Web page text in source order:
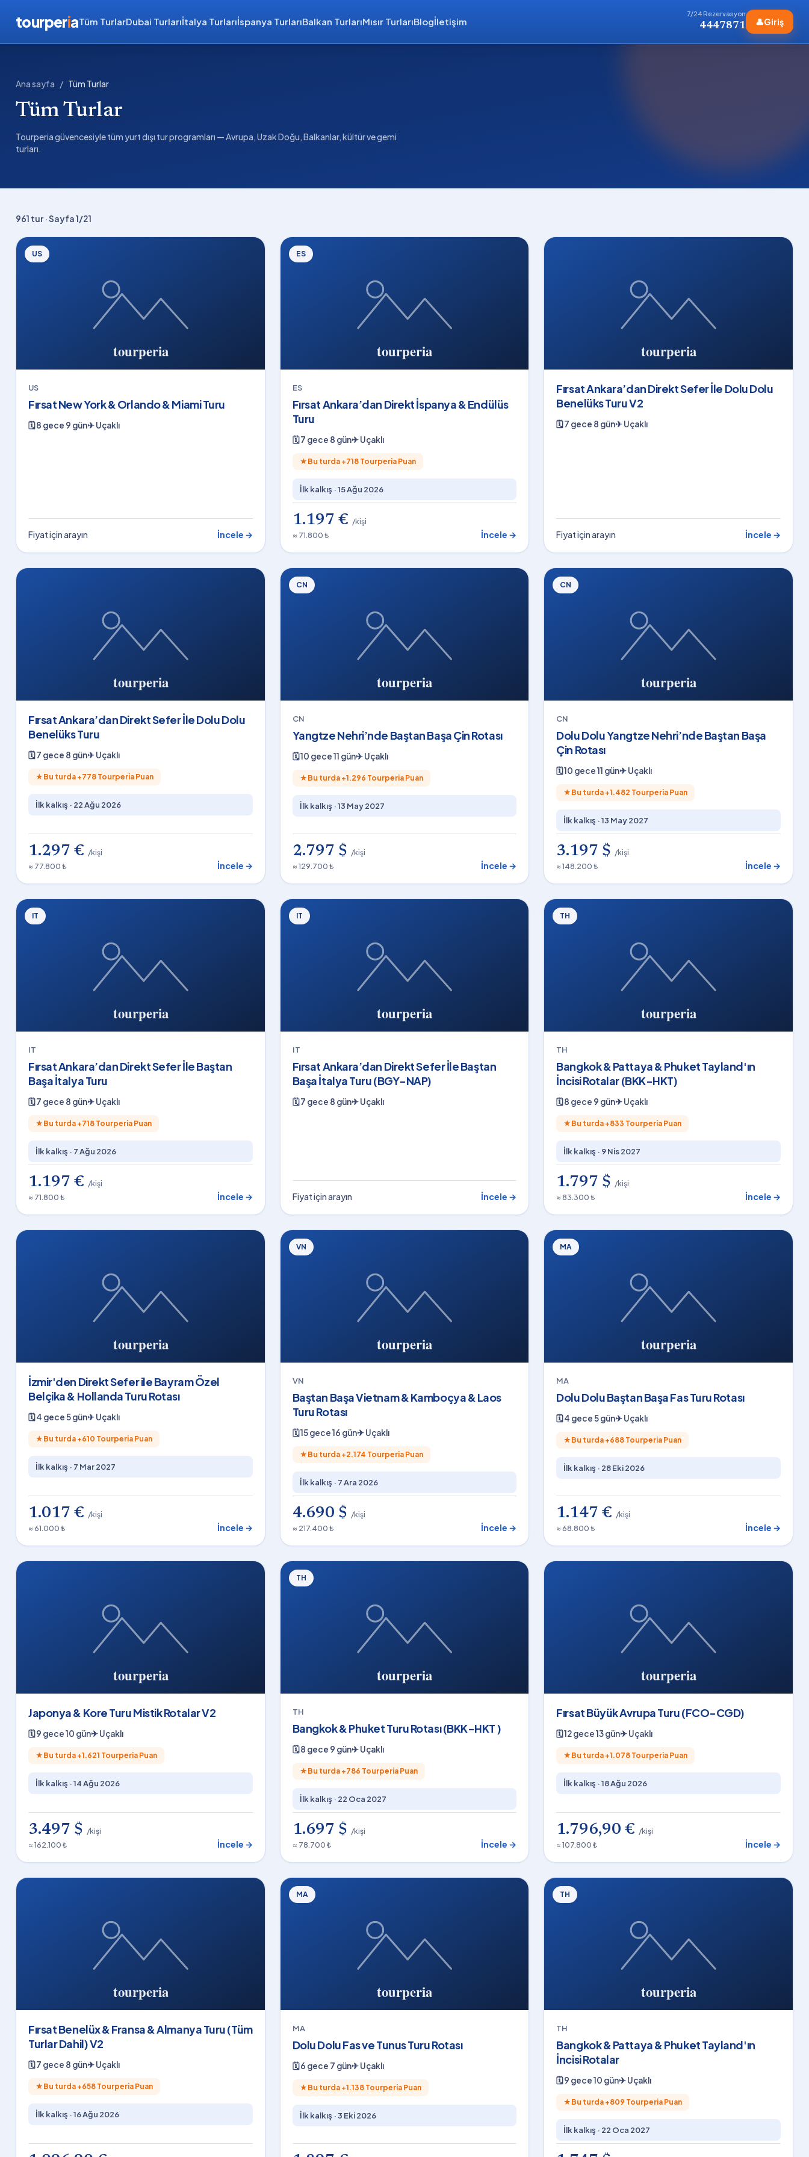
tourperiaTüm TurlarDubai Turlarıİtalya Turlarıİspanya TurlarıBalkan TurlarıMısır TurlarıBlogİletişim
7/24 Rezervasyon
4447871 👤Giriş
Ana sayfa / Tüm Turlar
Tüm Turlar
Tourperia güvencesiyle tüm yurt dışı tur programları — Avrupa, Uzak Doğu, Balkanlar, kültür ve gemi
turları.
961 tur · Sayfa 1/21
US
US
Fırsat New York & Orlando & Miami Turu
🗓8 gece 9 gün✈Uçaklı
Fiyat için arayın İncele →
ES
ES
Fırsat Ankara’dan Direkt İspanya & Endülüs
Turu
🗓7 gece 8 gün✈Uçaklı
★ Bu turda +718Tourperia Puan
İlk kalkış ·15 Ağu 2026
1.197 € /kişi
≈ 71.800 ₺
İncele →
Fırsat Ankara’dan Direkt Sefer İle Dolu Dolu
Benelüks Turu V2
🗓7 gece 8 gün✈Uçaklı
Fiyat için arayın İncele →
Fırsat Ankara’dan Direkt Sefer İle Dolu Dolu
Benelüks Turu
🗓7 gece 8 gün✈Uçaklı
★ Bu turda +778 Tourperia Puan
İlk kalkış · 22 Ağu 2026
1.297 € /kişi
≈ 77.800 ₺
İncele →
CN
CN
Yangtze Nehri’nde Baştan Başa Çin Rotası
🗓10 gece 11 gün✈Uçaklı
★ Bu turda +1.296 Tourperia Puan
İlk kalkış ·13 May 2027
2.797 $ /kişi
≈ 129.700 ₺
İncele →
CN
CN
Dolu Dolu Yangtze Nehri’nde Baştan Başa
Çin Rotası
🗓10 gece 11 gün✈Uçaklı
★ Bu turda +1.482 Tourperia Puan
İlk kalkış ·13 May 2027
3.197 $ /kişi
≈ 148.200 ₺
İncele →
IT
IT
Fırsat Ankara’dan Direkt Sefer İle Baştan
Başa İtalya Turu
🗓7 gece 8 gün✈Uçaklı
★ Bu turda +718 Tourperia Puan
İlk kalkış · 7 Ağu 2026
1.197 € /kişi
≈ 71.800 ₺
İncele →
IT
IT
Fırsat Ankara’dan Direkt Sefer İle Baştan
Başa İtalya Turu (BGY-NAP)
🗓7 gece 8 gün✈Uçaklı
Fiyat için arayın İncele →
TH
TH
Bangkok & Pattaya & Phuket Tayland'ın
İncisi Rotalar (BKK-HKT)
🗓8 gece 9 gün✈Uçaklı
★ Bu turda +833 Tourperia Puan
İlk kalkış · 9 Nis 2027
1.797 $ /kişi
≈ 83.300 ₺
İncele →
İzmir'den Direkt Sefer ile Bayram Özel
Belçika & Hollanda Turu Rotası
🗓4 gece 5 gün✈Uçaklı
★ Bu turda +610 Tourperia Puan
İlk kalkış · 7 Mar 2027
1.017 € /kişi
≈ 61.000 ₺
İncele →
VN
VN
Baştan Başa Vietnam & Kamboçya & Laos
Turu Rotası
🗓15 gece 16 gün✈Uçaklı
★ Bu turda +2.174 Tourperia Puan
İlk kalkış · 7 Ara 2026
4.690 $ /kişi
≈ 217.400 ₺
İncele →
MA
MA
Dolu Dolu Baştan Başa Fas Turu Rotası
🗓4 gece 5 gün✈Uçaklı
★ Bu turda +688 Tourperia Puan
İlk kalkış · 28 Eki 2026
1.147 € /kişi
≈ 68.800 ₺
İncele →
Japonya & Kore Turu Mistik Rotalar V2
🗓9 gece 10 gün✈Uçaklı
★ Bu turda +1.621 Tourperia Puan
İlk kalkış ·14 Ağu 2026
3.497 $ /kişi
≈ 162.100 ₺
İncele →
TH
TH
Bangkok & Phuket Turu Rotası (BKK-HKT )
🗓8 gece 9 gün✈Uçaklı
★ Bu turda +786 Tourperia Puan
İlk kalkış · 22 Oca 2027
1.697 $ /kişi
≈ 78.700 ₺
İncele →
Fırsat Büyük Avrupa Turu (FCO-CGD)
🗓12 gece 13 gün✈Uçaklı
★ Bu turda +1.078 Tourperia Puan
İlk kalkış ·18 Ağu 2026
1.796,90 € /kişi
≈ 107.800 ₺
İncele →
Fırsat Benelüx & Fransa & Almanya Turu (Tüm
Turlar Dahil) V2
🗓7 gece 8 gün✈Uçaklı
★ Bu turda +658 Tourperia Puan
İlk kalkış ·16 Ağu 2026
MA
MA
Dolu Dolu Fas ve Tunus Turu Rotası
🗓6 gece 7 gün✈Uçaklı
★ Bu turda +1.138Tourperia Puan
İlk kalkış ·3 Eki 2026
TH
TH
Bangkok & Pattaya & Phuket Tayland'ın
İncisi Rotalar
🗓9 gece 10 gün✈Uçaklı
★ Bu turda +809 Tourperia Puan
İlk kalkış · 22 Oca 2027